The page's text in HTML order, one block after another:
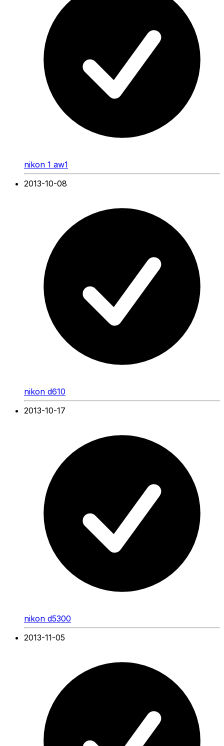
nikon 1 aw1
2013-10-08
nikon d610
2013-10-17
nikon d5300
2013-11-05